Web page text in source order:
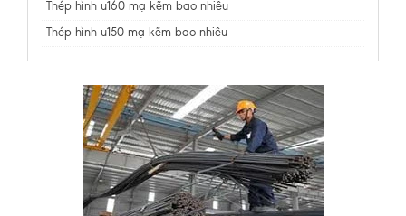
Thép hình u160 mạ kẽm bao nhiêu
Thép hình u150 mạ kẽm bao nhiêu